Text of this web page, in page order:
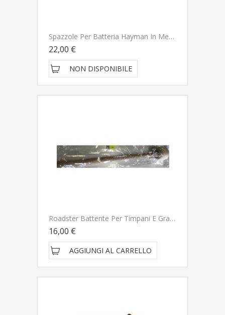
Spazzole Per Batteria Hayman In Metallo
22,00 €
NON DISPONIBILE
Roadster Battente Per Timpani E Grancassa SA1573
16,00 €
AGGIUNGI AL CARRELLO